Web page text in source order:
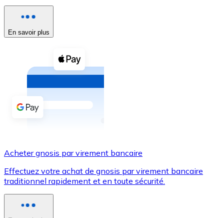
Voir toutes
Coupons crypto
Achetez des cryptomonnaies en espèces et d'autres
Acheter avec espèces
Virement SEPA
Utilisez les cartes Visa et Mastercard pour acheter
Acheter avec carte
En savoir plus
Acheter gnosis par virement bancaire
Effectuez votre achat de gnosis par virement bancaire
traditionnel rapidement et en toute sécurité.